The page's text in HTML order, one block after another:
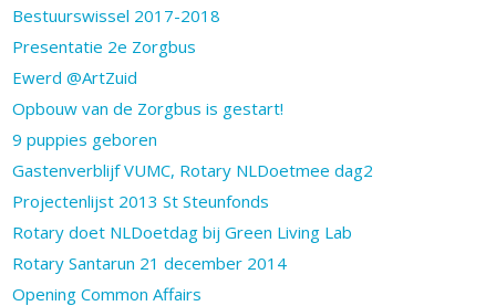
Bestuurswissel 2017-2018
Presentatie 2e Zorgbus
Ewerd @ArtZuid
Opbouw van de Zorgbus is gestart!
9 puppies geboren
Gastenverblijf VUMC, Rotary NLDoetmee dag2
Projectenlijst 2013 St Steunfonds
Rotary doet NLDoetdag bij Green Living Lab
Rotary Santarun 21 december 2014
Opening Common Affairs